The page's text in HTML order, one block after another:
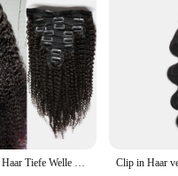
Menschliches Haar Tiefe Welle Clip In Haar Extensions Brasilianische Clip In 8 Teile/satz Natürliche Schwarze Farbe Clip Ins Remy Haar 8-26 Inch 120G